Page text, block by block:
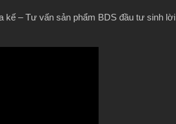
kế – Tư vấn sản phẩm BDS đầu tư sinh lời